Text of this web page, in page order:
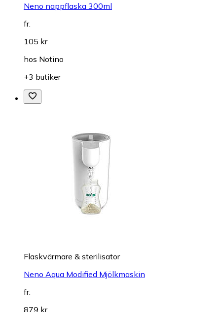
Neno nappflaska 300ml
fr.
105 kr
hos Notino
+3 butiker
Flaskvärmare & sterilisator
Neno Aqua Modified Mjölkmaskin
fr.
879 kr